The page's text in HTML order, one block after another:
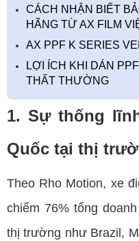
CÁCH NHẬN BIẾT
HÃNG TỪ AX FILM
AX PPF K SERIES
LỢI ÍCH KHI DÁN
THẤT THƯỜNG
1. Sự thống
Quốc tại thị
Theo Rho Motion, xe
chiếm 76% tổng
thị trường như Brazil,